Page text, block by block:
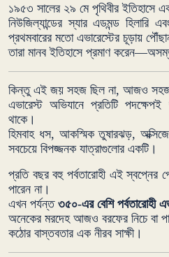
১৯৫৩ সালের ২৯ মে পৃথিবীর ইতিহাসে
নিউজিল্যান্ডের স্যার এডমন্ড হিলারি
প্রথমবারের মতো এভারেস্টের চূড়ায়
তারা মানব ইতিহাসে প্রমাণ
কিন্তু এই জয় সহজ ছিল না, আজও
এভারেস্ট অভিযানে প্রতিটি
থাকে।
হিমবাহ ধস, আকস্মিক তুষারঝড়,
সবচেয়ে বিপজ্জনক যাত্রাগুলোর একটি।
প্রতি বছর বহু পর্বতারোহী এই স্বপ্নের
পারেন না।
এখন পর্যন্ত ৩৫০-এর বেশি পর্বতারোহী
অনেকের মরদেহ আজও বরফের নিচে বা
কঠোর বাস্তবতার এক নীরব সাক্ষী।